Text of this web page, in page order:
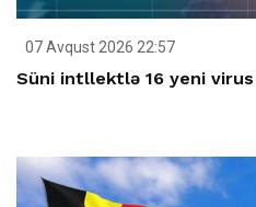
07 Avqust 2026 22:57
Süni intllektlə 16 yeni virus